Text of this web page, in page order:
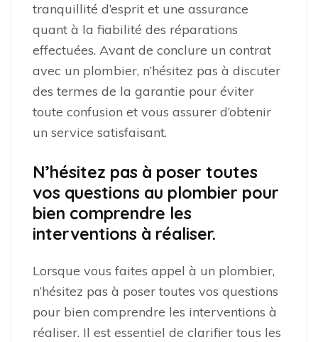
tranquillité d’esprit et une assurance
quant à la fiabilité des réparations
effectuées. Avant de conclure un contrat
avec un plombier, n’hésitez pas à discuter
des termes de la garantie pour éviter
toute confusion et vous assurer d’obtenir
un service satisfaisant.
N’hésitez pas à poser toutes
vos questions au plombier pour
bien comprendre les
interventions à réaliser.
Lorsque vous faites appel à un plombier,
n’hésitez pas à poser toutes vos questions
pour bien comprendre les interventions à
réaliser. Il est essentiel de clarifier tous les